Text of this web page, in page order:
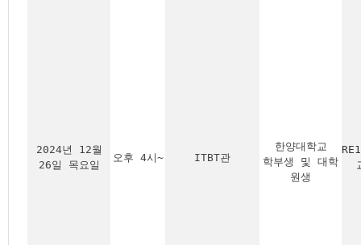
2024년 12월
26일 목요일
오후 4시~ ITBT관
한양대학교
학부생 및 대학
원생